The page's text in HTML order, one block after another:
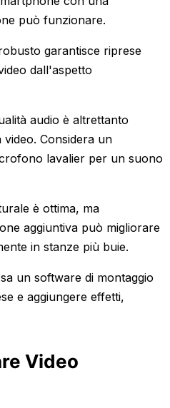
può funzionare.
garantisce riprese
dall'aspetto
audio è altrettanto
Considera un
lavalier per un suono
è ottima, ma
aggiuntiva può migliorare
in stanze più buie.
un software di montaggio
e aggiungere effetti,
Video